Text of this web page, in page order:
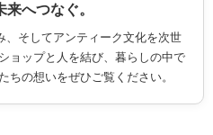
へつなぐ。
そしてアンティーク文化を次世
ョップと人を結び、暮らしの中で
ちの想いをぜひご覧ください。